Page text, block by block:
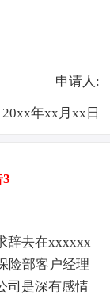
申请人:
年xx月xx日
去在xxxxxx
险部客户经理
司是深有感情